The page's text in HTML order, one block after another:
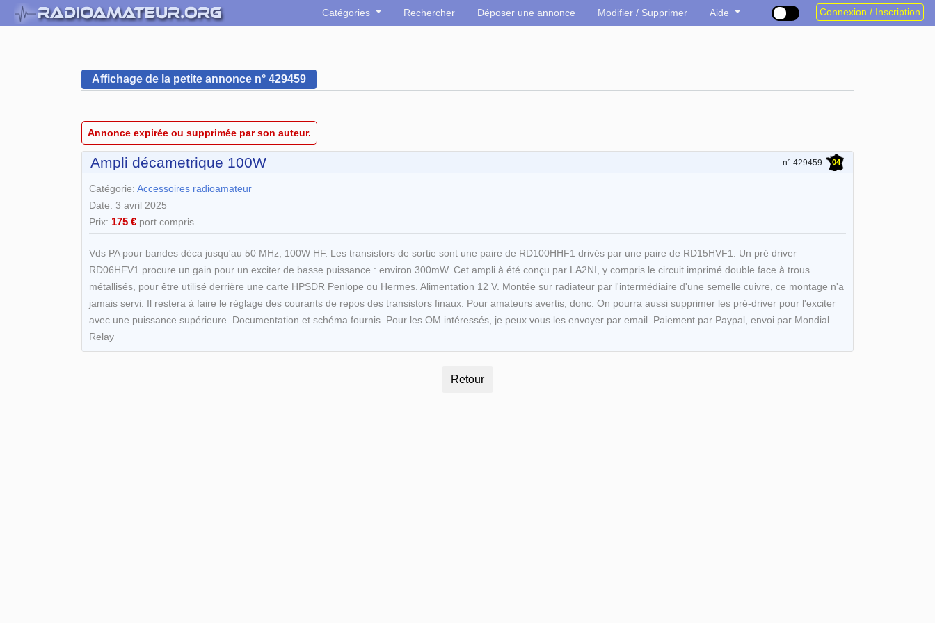
Catégories Rechercher Déposer une annonce Modifier / Supprimer Aide Connexion / Inscription
Affichage de la petite annonce n° 429459
Annonce expirée ou supprimée par son auteur.
Ampli décametrique 100W n° 429459 04
Catégorie: Accessoires radioamateur
Date: 3 avril 2025
Prix: 175 € port compris
Vds PA pour bandes déca jusqu'au 50 MHz, 100W HF. Les transistors de sortie sont une paire de RD100HHF1 drivés par une paire de RD15HVF1. Un pré driver
RD06HFV1 procure un gain pour un exciter de basse puissance : environ 300mW. Cet ampli à été conçu par LA2NI, y compris le circuit imprimé double face à trous
métallisés, pour être utilisé derrière une carte HPSDR Penlope ou Hermes. Alimentation 12 V. Montée sur radiateur par l'intermédiaire d'une semelle cuivre, ce montage n'a
jamais servi. Il restera à faire le réglage des courants de repos des transistors finaux. Pour amateurs avertis, donc. On pourra aussi supprimer les pré-driver pour l'exciter
avec une puissance supérieure. Documentation et schéma fournis. Pour les OM intéressés, je peux vous les envoyer par email. Paiement par Paypal, envoi par Mondial
Relay